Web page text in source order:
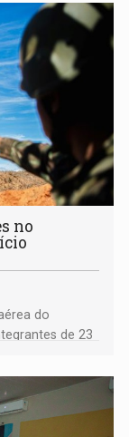
no
do
de 23